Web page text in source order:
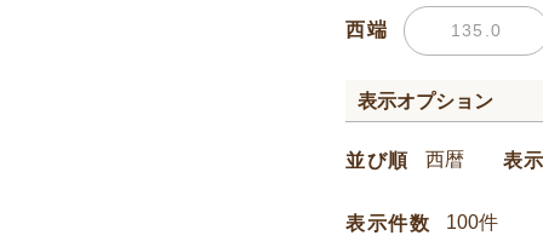
西端
表示オプション
並び順 表
表示件数